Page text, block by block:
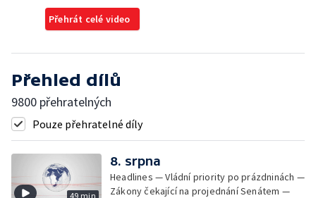
Přehrát celé video
Přehled dílů
9800 přehratelných
Pouze přehratelné díly
49 min
8. srpna
Headlines — Vládní priority po prázdninách —
Zákony čekající na projednání Senátem —